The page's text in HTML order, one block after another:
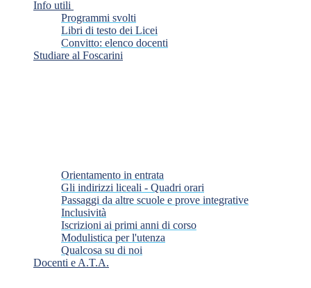
Info utili
Programmi svolti
Libri di testo dei Licei
Convitto: elenco docenti
Studiare al Foscarini
Orientamento in entrata
Gli indirizzi liceali - Quadri orari
Passaggi da altre scuole e prove integrative
Inclusività
Iscrizioni ai primi anni di corso
Modulistica per l'utenza
Qualcosa su di noi
Docenti e A.T.A.